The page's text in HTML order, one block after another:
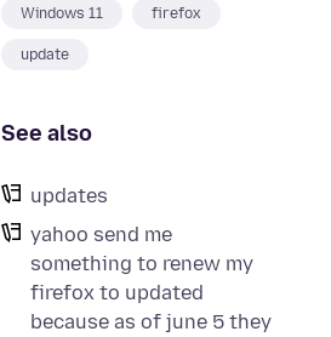
Windows 11 firefox
update
See also
updates
yahoo send me
something to renew my
firefox to updated
because as of june 5 they